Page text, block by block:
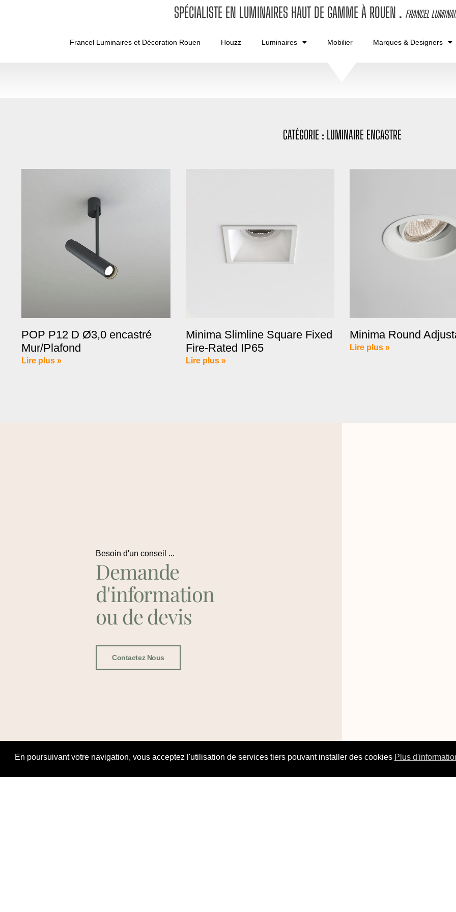
SPÉCIALISTE EN LUMINAIRES HAUT DE GAMME À ROUEN . FRANCEL
Francel Luminaires et Décoration Rouen Houzz Luminaires Mobilier Marques & Designers
CATÉGORIE : LUMINAIRE ENCASTRE
POP P12 D Ø3,0 encastré
Mur/Plafond
Lire plus »
Minima Slimline Square Fixed
Fire-Rated IP65
Lire plus »
Minima Round
Lire plus »
Besoin d'un conseil ...
Demande
d'information
ou de devis
Contactez Nous
En poursuivant votre navigation, vous acceptez l'utilisation de services tiers pouvant installer des cookies Plus